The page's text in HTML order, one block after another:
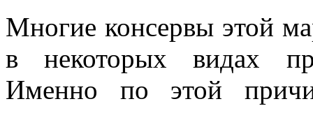
Многие консервы этой
в некоторых видах
Именно по этой